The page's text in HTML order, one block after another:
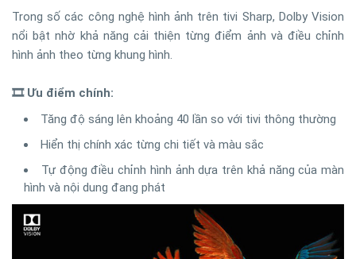
Trong số các công nghệ hình ảnh trên tivi Sharp, Dolby Vision
nổi bật nhờ khả năng cải thiện từng điểm ảnh và điều chỉnh
hình ảnh theo từng khung hình.
🎞️ Ưu điểm chính:
Tăng độ sáng lên khoảng 40 lần so với tivi thông thường
Hiển thị chính xác từng chi tiết và màu sắc
Tự động điều chỉnh hình ảnh dựa trên khả năng của màn
hình và nội dung đang phát